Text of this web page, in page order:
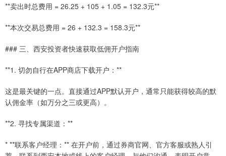
**卖出时总费用 = 26.25 + 105 + 1.05 = 132.3元**
**本次交易总费用 = 26 + 132.3 = 158.3元**
### 三、西安投资者快速获取低佣开户指南
**1. 切勿自行在APP商店下载开户：**
这是最关键的一点。直接通过APP默认开户，通常只能获得较高的默
认佣金率（如万分之三或更高）。
**2. 寻找专属渠道：**
* **联系客户经理：** 在开户前，通过券商官网、官方客服或熟人引